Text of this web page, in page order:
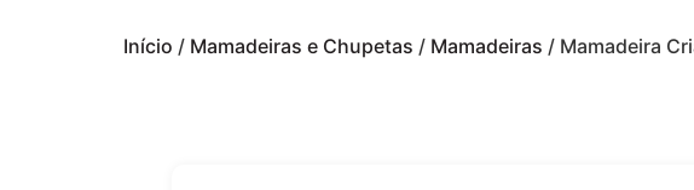
Início / Mamadeiras e Chupetas / Mamadeiras / Mamadeira